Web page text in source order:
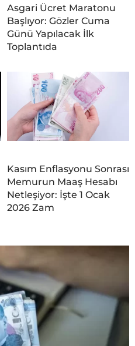
Asgari Ücret Maratonu
Başlıyor: Gözler Cuma
Günü Yapılacak İlk
Toplantıda
Kasım Enflasyonu Sonrası
Memurun Maaş Hesabı
Netleşiyor: İşte 1 Ocak
2026 Zam